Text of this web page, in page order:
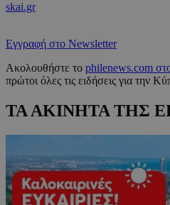
skai.gr
Εγγραφή στο Newsletter
Ακολουθήστε το philenews.com
πρώτοι όλες τις ειδήσεις για την
ΤΑ ΑΚΙΝΗΤΑ ΤΗΣ